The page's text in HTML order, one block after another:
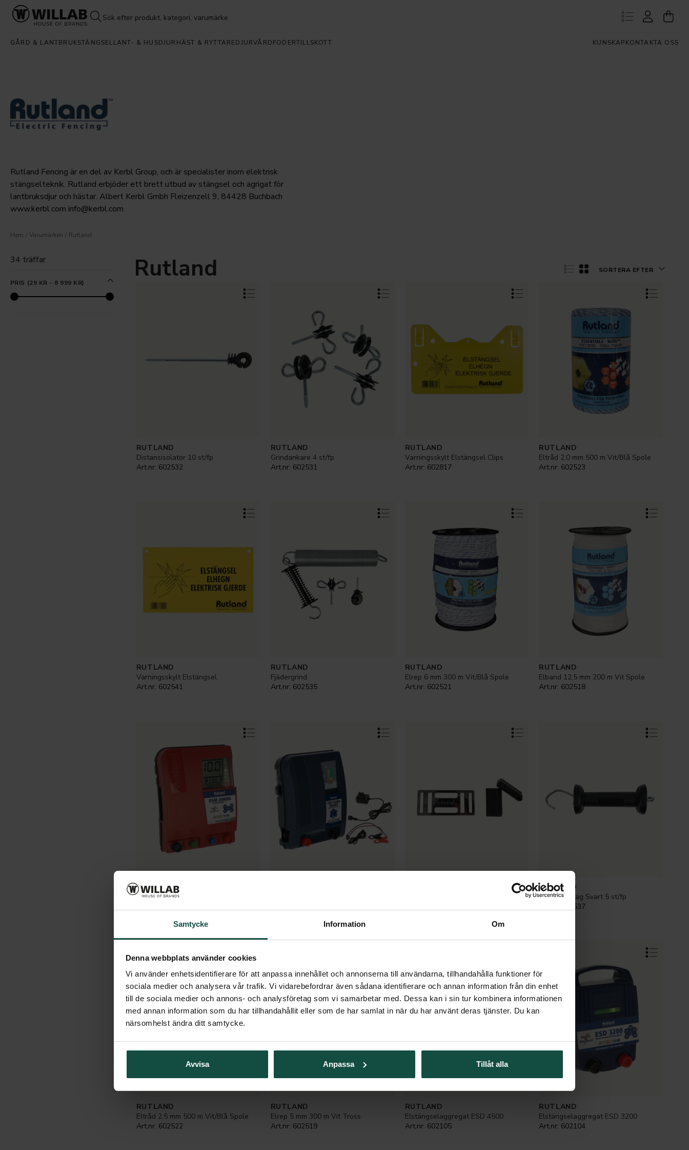
Samtycke Information Om
Denna webbplats använder cookies
Vi använder enhetsidentifierare för att anpassa innehållet och annonserna till användarna, tillhandahålla funktioner för
sociala medier och analysera vår trafik. Vi vidarebefordrar även sådana identifierare och annan information från din enhet
till de sociala medier och annons- och analysföretag som vi samarbetar med. Dessa kan i sin tur kombinera informationen
med annan information som du har tillhandahållit eller som de har samlat in när du har använt deras tjänster. Du kan
närsomhelst ändra ditt samtycke.
Avvisa Anpassa Tillåt alla
GÅRD & LANTBRUKSTÄNGSELLANT- & HUSDJUR HÄST & RYTTAREDJURVÅRDFODERTILLSKOTT KUNSKAPKONTAKTA OSS
Rutland Fencing är en del av Kerbl Group, och är specialister inom elektrisk
stängselteknik. Rutland erbjöder ett brett utbud av stängsel och agrigat för
lantbruksdjur och hästar. Albert Kerbl Gmbh Fleizenzell 9, 84428 Buchbach
www.kerbl.com info@kerbl.com
Hem Varumärken Rutland
34 träffar
PRIS (29 KR - 8 999 KR) Rutland SORTERA EFTER
RUTLAND
Distansisolator 10 st/fp
Art.nr: 602532
RUTLAND
Grindankare 4 st/fp
Art.nr: 602531
RUTLAND
Varningsskylt Elstängsel Clips
Art.nr: 602817
RUTLAND
Eltråd 2,0 mm 500 m Vit/Blå Spole
Art.nr: 602523
RUTLAND
Varningsskylt Elstängsel
Art.nr: 602541
RUTLAND
Fjädergrind
Art.nr: 602535
RUTLAND
Elrep 6 mm 300 m Vit/Blå Spole
Art.nr: 602521
RUTLAND
Elband 12,5 mm 200 m Vit Spole
Art.nr: 602518
RUTLAND
Elstängselaggregat ESM 20000i
RUTLAND
Grindhandtag Svart 5 st/fp
602537
RUTLAND
Eltråd 2,5 mm 500 m Vit/Blå Spole
Art.nr: 602522
RUTLAND
Elrep 5 mm 300 m Vit Tross
Art.nr: 602519
RUTLAND
Elstängselaggregat ESD 4500
Art.nr: 602105
RUTLAND
Elstängselaggregat ESD 3200
Art.nr: 602104